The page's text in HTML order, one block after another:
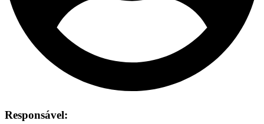
Responsável: